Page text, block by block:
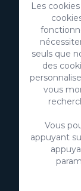
recevoir
dans la
Vous
vos
base sur
Les
seuls que
des
vous
Vous
appuyant